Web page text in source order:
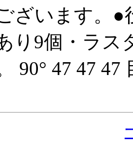
ざいます。
り9個・ラス
90° 47 47